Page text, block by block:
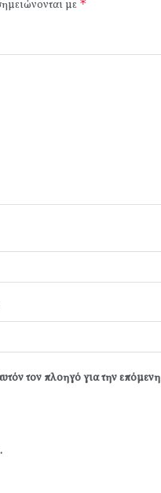
με *
τον πλοηγό για την επόμενη